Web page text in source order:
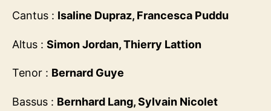
Cantus : Isaline Dupraz, Francesca Puddu
Altus : Simon Jordan, Thierry Lattion
Tenor : Bernard Guye
Bassus : Bernhard Lang, Sylvain Nicolet